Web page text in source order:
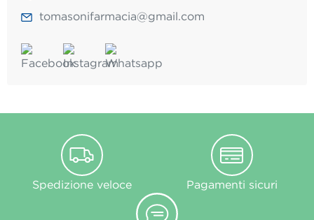
tomasonifarmacia@gmail.com
Spedizione veloce Pagamenti sicuri